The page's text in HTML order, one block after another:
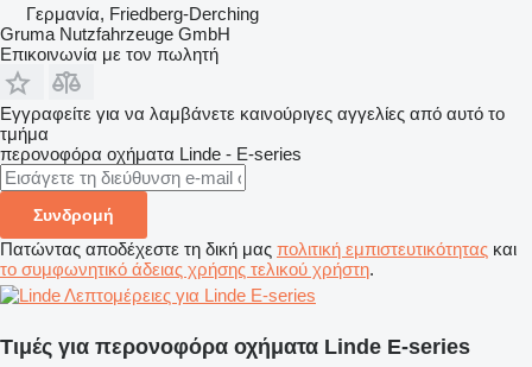
Γερμανία, Friedberg-Derching
Gruma Nutzfahrzeuge GmbH
Επικοινωνία με τον πωλητή
Εγγραφείτε για να λαμβάνετε καινούριγες αγγελίες από αυτό το
τμήμα
περονοφόρα οχήματα Linde - E-series
Συνδρομή
Πατώντας αποδέχεστε τη δική μας πολιτική εμπιστευτικότητας και
το συμφωνητικό άδειας χρήσης τελικού χρήστη.
Λεπτομέρειες για Linde E-series
Τιμές για περονοφόρα οχήματα Linde E-series